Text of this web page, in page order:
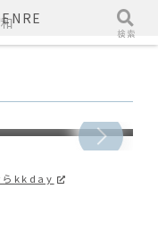
2024】日光検定の時事
問題はどんな問題がでる
？2023年の時事問題
日光づくしだった
らkkday
検索